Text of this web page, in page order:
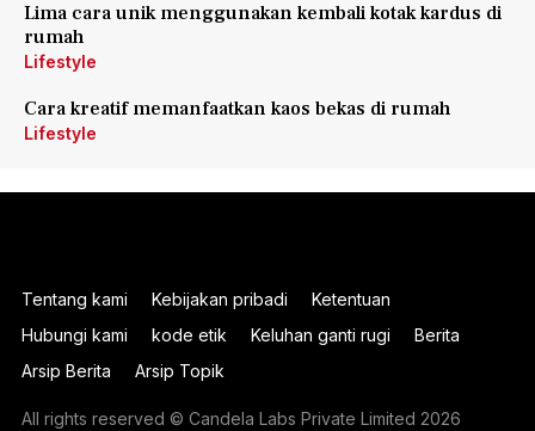
Lima cara unik menggunakan kembali kotak kardus di
rumah
Lifestyle
Cara kreatif memanfaatkan kaos bekas di rumah
Lifestyle
Tentang kami Kebijakan pribadi
Ketentuan
Hubungi kami
kode etik Keluhan ganti rugi
Berita
Arsip Berita
Arsip Topik
All rights reserved © Candela Labs Private Limited 2026